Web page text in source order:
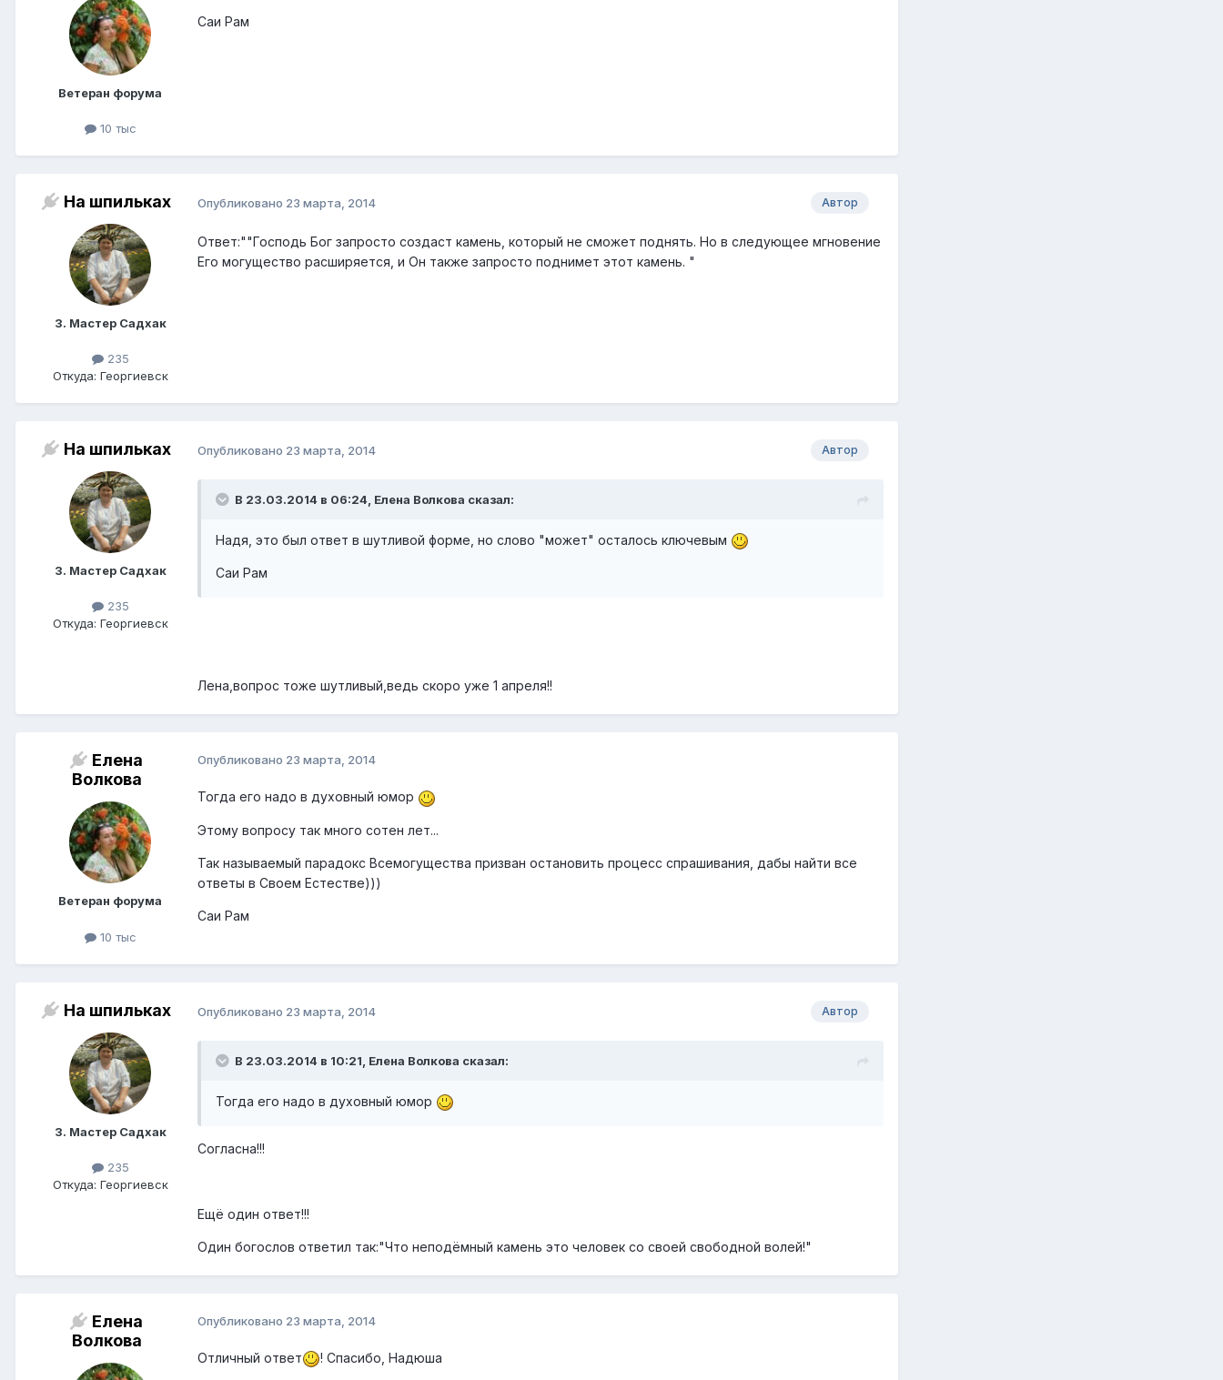
Ветеран форума
10 тыс
Саи Рам
На шпильках
3. Мастер Садхак
235
Откуда: Георгиевск
Автор
Опубликовано 23 марта, 2014
Ответ:""Господь Бог запросто создаст камень, который не сможет поднять. Но в следующее мгновение
Его могущество расширяется, и Он также запросто поднимет этот камень. "
На шпильках
3. Мастер Садхак
235
Откуда: Георгиевск
Автор
Опубликовано 23 марта, 2014
В 23.03.2014 в 06:24, Елена Волкова сказал:
Надя, это был ответ в шутливой форме, но слово "может" осталось ключевым
Саи Рам
Лена,вопрос тоже шутливый,ведь скоро уже 1 апреля!!
Елена
Волкова
Ветеран форума
10 тыс
Опубликовано 23 марта, 2014
Тогда его надо в духовный юмор
Этому вопросу так много сотен лет...
Так называемый парадокс Всемогущества призван остановить процесс спрашивания, дабы найти все
ответы в Своем Естестве)))
Саи Рам
На шпильках
3. Мастер Садхак
235
Откуда: Георгиевск
Автор
Опубликовано 23 марта, 2014
В 23.03.2014 в 10:21, Елена Волкова сказал:
Тогда его надо в духовный юмор
Согласна!!!
Ещё один ответ!!!
Один богослов ответил так:"Что неподёмный камень это человек со своей свободной волей!"
Елена
Волкова
Опубликовано 23 марта, 2014
Отличный ответ ! Спасибо, Надюша